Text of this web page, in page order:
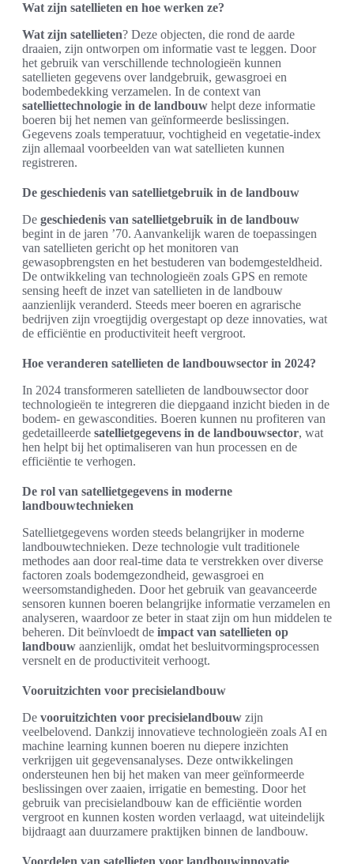
Wat zijn satellieten en hoe werken ze?
Wat zijn satellieten? Deze objecten, die rond de aarde
draaien, zijn ontworpen om informatie vast te leggen. Door
het gebruik van verschillende technologieën kunnen
satellieten gegevens over landgebruik, gewasgroei en
bodembedekking verzamelen. In de context van
satelliettechnologie in de landbouw helpt deze informatie
boeren bij het nemen van geïnformeerde beslissingen.
Gegevens zoals temperatuur, vochtigheid en vegetatie-index
zijn allemaal voorbeelden van wat satellieten kunnen
registreren.
De geschiedenis van satellietgebruik in de landbouw
De geschiedenis van satellietgebruik in de landbouw
begint in de jaren ’70. Aanvankelijk waren de toepassingen
van satellieten gericht op het monitoren van
gewasopbrengsten en het bestuderen van bodemgesteldheid.
De ontwikkeling van technologieën zoals GPS en remote
sensing heeft de inzet van satellieten in de landbouw
aanzienlijk veranderd. Steeds meer boeren en agrarische
bedrijven zijn vroegtijdig overgestapt op deze innovaties, wat
de efficiëntie en productiviteit heeft vergroot.
Hoe veranderen satellieten de landbouwsector in 2024?
In 2024 transformeren satellieten de landbouwsector door
technologieën te integreren die diepgaand inzicht bieden in de
bodem- en gewascondities. Boeren kunnen nu profiteren van
gedetailleerde satellietgegevens in de landbouwsector, wat
hen helpt bij het optimaliseren van hun processen en de
efficiëntie te verhogen.
De rol van satellietgegevens in moderne
landbouwtechnieken
Satellietgegevens worden steeds belangrijker in moderne
landbouwtechnieken. Deze technologie vult traditionele
methodes aan door real-time data te verstrekken over diverse
factoren zoals bodemgezondheid, gewasgroei en
weersomstandigheden. Door het gebruik van geavanceerde
sensoren kunnen boeren belangrijke informatie verzamelen en
analyseren, waardoor ze beter in staat zijn om hun middelen te
beheren. Dit beïnvloedt de impact van satellieten op
landbouw aanzienlijk, omdat het besluitvormingsprocessen
versnelt en de productiviteit verhoogt.
Vooruitzichten voor precisielandbouw
De vooruitzichten voor precisielandbouw zijn
veelbelovend. Dankzij innovatieve technologieën zoals AI en
machine learning kunnen boeren nu diepere inzichten
verkrijgen uit gegevensanalyses. Deze ontwikkelingen
ondersteunen hen bij het maken van meer geïnformeerde
beslissingen over zaaien, irrigatie en bemesting. Door het
gebruik van precisielandbouw kan de efficiëntie worden
vergroot en kunnen kosten worden verlaagd, wat uiteindelijk
bijdraagt aan duurzamere praktijken binnen de landbouw.
Voordelen van satellieten voor landbouwinnovatie